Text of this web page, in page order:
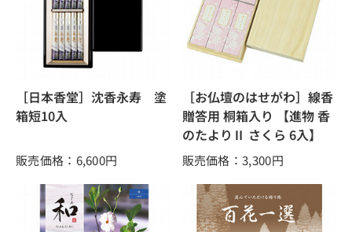
［日本香堂］沈香永寿 塗
箱短10入
販売価格：6,600円
［お仏壇のはせがわ］線香
贈答用 桐箱入り 【進物 香
のたよりⅡ さくら 6入】
販売価格：3,300円